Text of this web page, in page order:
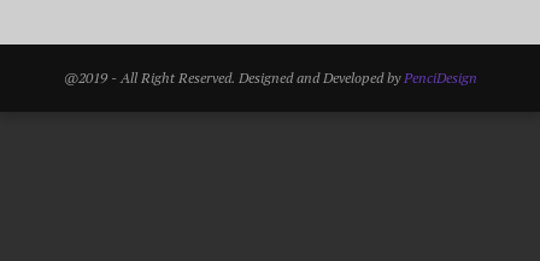
@2019 - All Right Reserved. Designed and Developed byPenciDesign